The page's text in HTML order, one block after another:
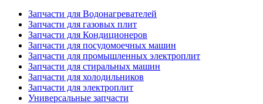
Запчасти для Водонагревателей
Запчасти для газовых плит
Запчасти для Кондиционеров
Запчасти для посудомоечных машин
Запчасти для промышленных электроплит
Запчасти для стиральных машин
Запчасти для холодильников
Запчасти для электроплит
Универсальные запчасти